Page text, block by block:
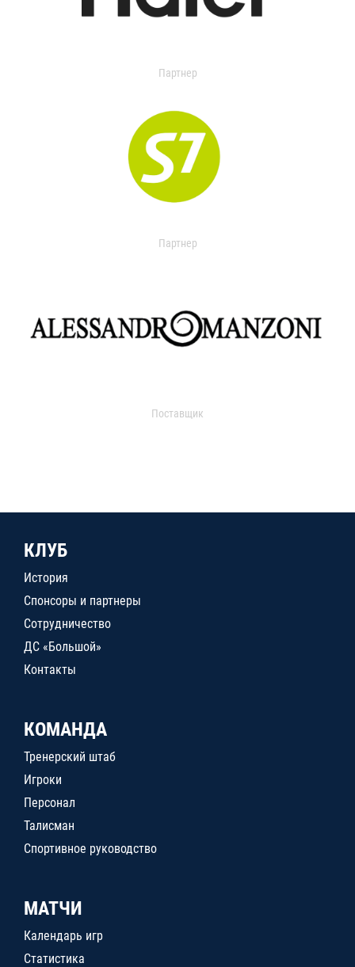
Партнер
Партнер
Поставщик
КЛУБ
История
Спонсоры и партнеры
Сотрудничество
ДС «Большой»
Контакты
КОМАНДА
Тренерский штаб
Игроки
Персонал
Талисман
Спортивное руководство
МАТЧИ
Календарь игр
Статистика